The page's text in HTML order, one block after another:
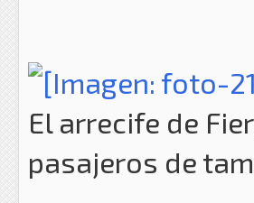
El arrecife de
pasajeros de